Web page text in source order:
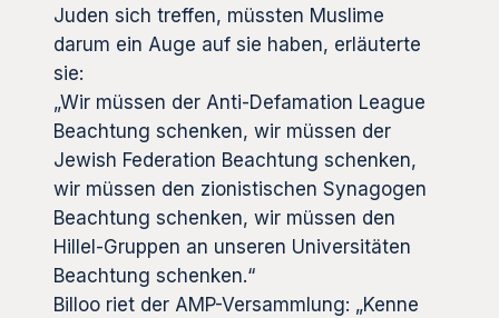
Juden sich treffen, müssten Muslime
darum ein Auge auf sie haben, erläuterte
sie:
„Wir müssen der Anti-Defamation League
Beachtung schenken, wir müssen der
Jewish Federation Beachtung schenken,
wir müssen den zionistischen Synagogen
Beachtung schenken, wir müssen den
Hillel-Gruppen an unseren Universitäten
Beachtung schenken.“
Billoo riet der AMP-Versammlung: „Kenne